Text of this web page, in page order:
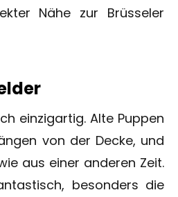
Nähe zur Brüsseler
einzigartig. Alte Puppen
von der Decke, und
aus einer anderen Zeit.
besonders die